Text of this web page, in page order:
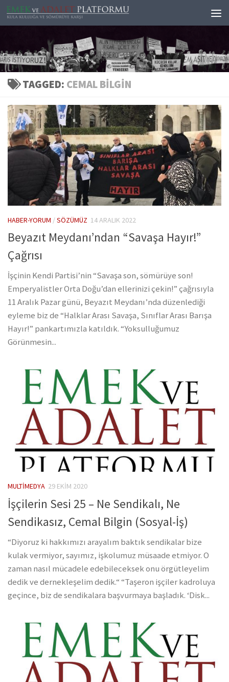
Skip to content
TAGGED: CEMAL BILGIN
HABER-YORUM /SÖZÜMÜZ 14 ARALIK 2022
Beyazıt Meydanı’ndan “Savaşa Hayır!”
Çağrısı
İşçinin Kendi Partisi’nin “Savaşa son, sömürüye son!
Emperyalistler Orta Doğu’dan ellerinizi çekin!” çağrısıyla
11 Aralık Pazar günü, Beyazıt Meydanı’nda düzenlediği
eyleme biz de “Halklar Arası Savaşa, Sınıflar Arası Barışa
Hayır!” pankartımızla katıldık. “Yoksulluğumuz
Görünmesin...
MULTIMEDYA 29 EKIM 2020
İşçilerin Sesi 25 – Ne Sendikalı, Ne
Sendikasız, Cemal Bilgin (Sosyal-İş)
“Diyoruz ki hakkımızı arayalım baktık sendikalar bize
kulak vermiyor, sayımız, işkolumuz müsaade etmiyor. O
zaman nasıl mücadele edebileceksek onu örgütleyelim
dedik ve dernekleşelim dedik.“ “Taşeron işçiler kadroluya
geçince, biz de sendikalara başvurmaya başladık. ‘Disk...